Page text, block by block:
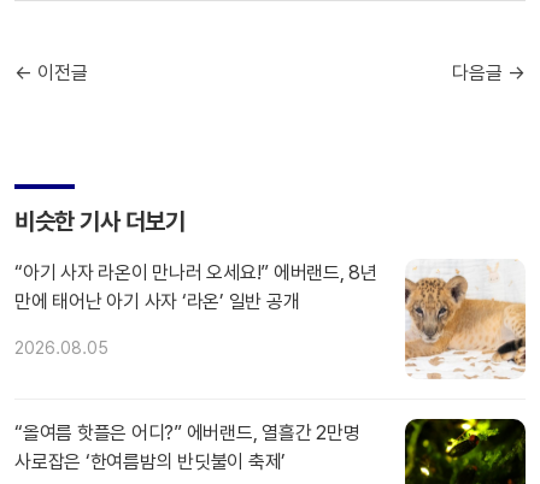
← 이전글 다음글 →
비슷한 기사 더보기
“아기 사자 라온이 만나러 오세요!” 에버랜드, 8년
만에 태어난 아기 사자 ‘라온’ 일반 공개
2026.08.05
“올여름 핫플은 어디?” 에버랜드, 열흘간 2만명
사로잡은 ‘한여름밤의 반딧불이 축제’